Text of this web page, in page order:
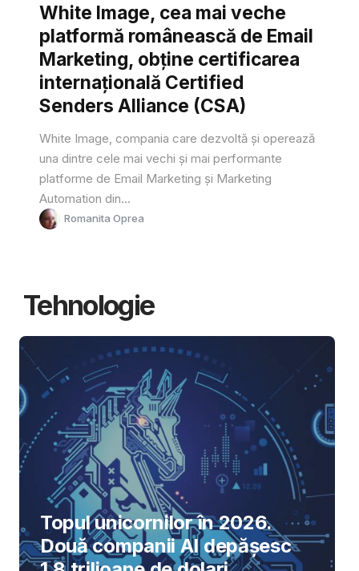
White Image, cea mai veche
platformă românească de Email
Marketing, obține certificarea
internațională Certified
Senders Alliance (CSA)
White Image, compania care dezvoltă și operează
una dintre cele mai vechi și mai performante
platforme de Email Marketing și Marketing
Automation din...
Romanita Oprea
Tehnologie
Topul unicornilor în 2026.
Două companii AI depășesc